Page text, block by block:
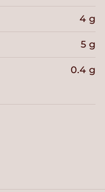
4 g
5 g
0.4 g